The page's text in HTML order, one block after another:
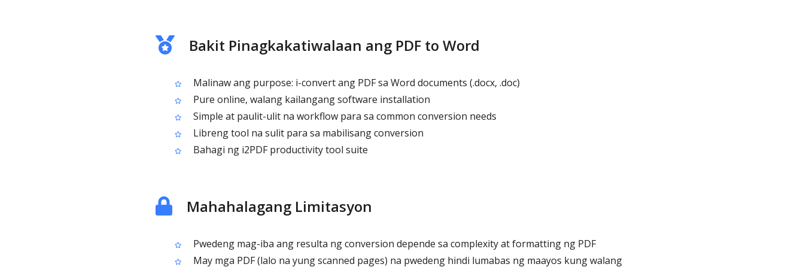
Bakit Pinagkakatiwalaan ang PDF to Word
Malinaw ang purpose: i-convert ang PDF sa Word documents (.docx, .doc)
Pure online, walang kailangang software installation
Simple at paulit-ulit na workflow para sa common conversion needs
Libreng tool na sulit para sa mabilisang conversion
Bahagi ng i2PDF productivity tool suite
Mahahalagang Limitasyon
Pwedeng mag-iba ang resulta ng conversion depende sa complexity at formatting ng PDF
May mga PDF (lalo na yung scanned pages) na pwedeng hindi lumabas ng maayos kung walang